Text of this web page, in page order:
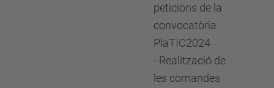
peticions de la
convocatòria
PlaTIC2024
- Realització de
les comandes